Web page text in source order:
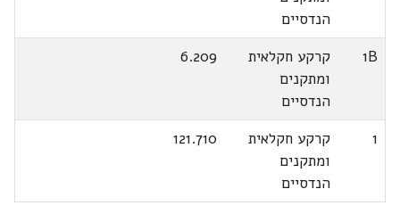
הנדסיים
1B
קרקע חקלאית
ומתקנים
הנדסיים
6.209
1
קרקע חקלאית
ומתקנים
הנדסיים
121.710